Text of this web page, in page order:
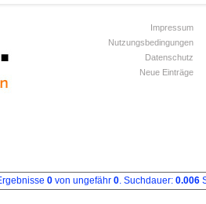
Impressum
Nutzungsbedingungen
Datenschutz
Neue Einträge
0 von ungefähr 0. Suchdauer: 0.006